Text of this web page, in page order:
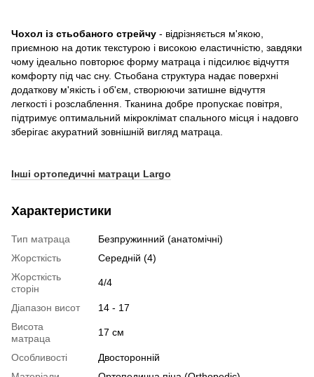
Чохол із стьобаного стрейчу - відрізняється м'якою,
приємною на дотик текстурою і високою еластичністю, завдяки
чому ідеально повторює форму матраца і підсилює відчуття
комфорту під час сну. Стьобана структура надає поверхні
додаткову м'якість і об'єм, створюючи затишне відчуття
легкості і розслаблення. Тканина добре пропускає повітря,
підтримує оптимальний мікроклімат спального місця і надовго
зберігає акуратний зовнішній вигляд матраца.
Інші ортопедичні матраци Largo
Характеристики
Тип матраца
Безпружинний (анатомічні)
Жорсткість
Середній (4)
Жорсткість
сторін
4/4
Діапазон висот
14 - 17
Висота
матраца
17 см
Особливості
Двосторонній